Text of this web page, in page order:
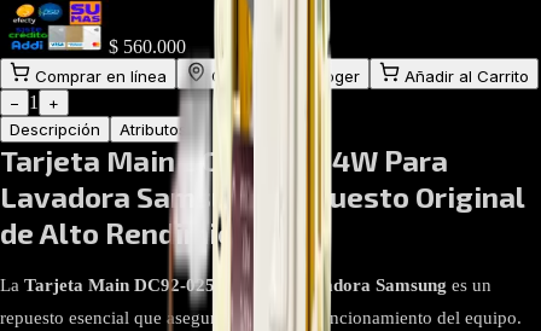
$ 560.000
Comprar en línea Comprar y Recoger
Añadir al Carrito
−
1
+
Descripción
Atributos
Tarjeta Main DC92-02594W Para
Lavadora Samsung: Repuesto Original
de Alto Rendimiento
La Tarjeta Main DC92-02594W para lavadora Samsung es un
repuesto esencial que asegura el correcto funcionamiento del equipo.